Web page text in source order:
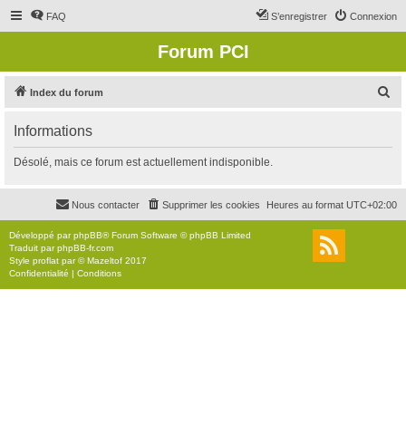
FAQ Connexion
S’enregistrer
Forum PCI
Index du forum
r
c
r
Informations
Désolé, mais ce forum est actuellement indisponible.
Heures au format UTC+02:00
Supprimer les cookies
Nous contacter
Développé parphpBB® Forum Software © phpBB Limited
Traduit parphpBB-fr.com
Style proflat par ©Mazeltof 2017
Confidentialité | Conditions